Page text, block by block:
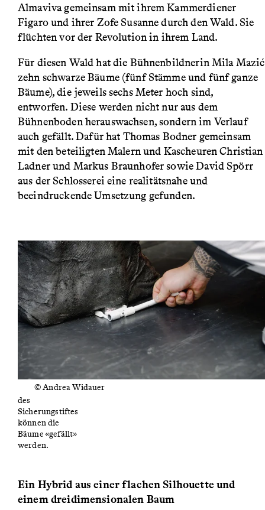
Almaviva gemeinsam mit ihrem Kammerdiener
Figaro und ihrer Zofe Susanne durch den Wald. Sie
flüchten vor der Revolution in ihrem Land.
Für diesen Wald hat die Bühnenbildnerin Mila Mazić
zehn schwarze Bäume (fünf Stämme und fünf ganze
Bäume), die jeweils sechs Meter hoch sind,
entworfen. Diese werden nicht nur aus dem
Bühnenboden herauswachsen, sondern im Verlauf
auch gefällt. Dafür hat Thomas Bodner gemeinsam
mit den beteiligten Malern und Kascheuren Christian
Ladner und Markus Braunhofer sowie David Spörr
aus der Schlosserei eine realitätsnahe und
beeindruckende Umsetzung gefunden.
© Andrea Widauer
Über das Lösen
des
Sicherungstiftes
können die
Bäume «gefällt»
werden.
Ein Hybrid aus einer flachen Silhouette und
einem dreidimensionalen Baum